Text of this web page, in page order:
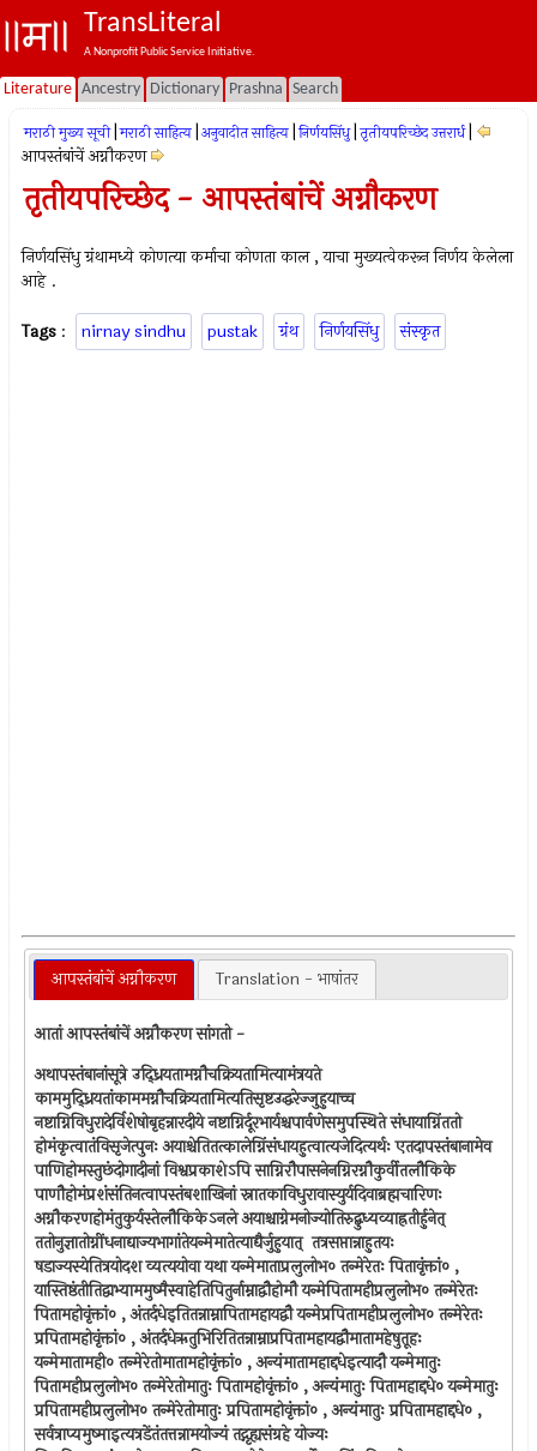
TransLiteral
A Nonprofit Public Service Initiative.
Literature Ancestry Dictionary Prashna Search
मराठी मुख्य सूची मराठी साहित्य अनुवादीत साहित्य निर्णयसिंधु तृतीयपरिच्छेद उत्तरार्ध
आपस्तंबांचें अग्नौकरण
तृतीयपरिच्छेद - आपस्तंबांचें अग्नौकरण
निर्णयसिंधु ग्रंथामध्ये कोणत्या कर्माचा कोणता काल , याचा मुख्यत्वेकरून निर्णय केलेला
आहे .
Tags : nirnay sindhu pustak ग्रंथ निर्णयसिंधु संस्कृत
आपस्तंबांचें अग्नौकरण Translation - भाषांतर
आतां आपस्तंबांचें अग्नौकरण सांगतो -
अथापस्तंबानांसूत्रे उद्ध्रियतामग्नौचक्रियतामित्यामंत्रयते
काममुद्ध्रियतांकाममग्नौचक्रियतामित्यतिसृष्टउद्धरेज्जुहुयाच्च
नष्टाग्निविधुरादेर्विशेषोबृहन्नारदीये नष्टाग्निर्दूरभार्यश्चपार्वणेसमुपस्थिते संधायाग्निंततो
होमंकृत्वातंविसृजेत्पुनः अयाश्चेतितत्कालेग्निंसंधायहुत्वात्यजेदित्यर्थः एतदापस्तंबानामेव
पाणिहोमस्तुछंदोगादीनां विश्वप्रकाशेऽपि साग्निरौपासनेनग्निरग्नौकुर्वीतलौकिके
पाणौहोमंप्रशंसंतिनत्वापस्तंबशाखिनां स्नातकाविधुरावास्युर्यदिवाब्रह्मचारिणः
अग्नौकरणहोमंतुकुर्यस्तेलौकिकेऽनले अयाश्चाग्नेमनोज्योतिरुद्बुध्यव्याह्रतीर्हुनेत् ‍
ततोनुज्ञातोग्नींधनाद्याज्यभागांतेयन्मेमातेत्याद्यैर्जुहुयात् ‍ तत्रसप्तान्नाहुतयः
षडाज्यस्येतित्रयोदश व्यत्ययोवा यथा यन्मेमाताप्रलुलोभ० तन्मेरेतः पितावृंक्तां० ,
यास्तिष्ठंतीतिद्वाभ्याममुष्मैस्वाहेतिपितुर्नाम्नाद्वौहोमौ यन्मेपितामहीप्रलुलोभ० तन्मेरेतः
पितामहोवृंक्तां० , अंतर्दधेइतितन्नाम्नापितामहायद्वौ यन्मेप्रपितामहीप्रलुलोभ० तन्मेरेतः
प्रपितामहोवृंक्तां० , अंतर्दधेऋतुभिरितितन्नाम्नाप्रपितामहायद्वौमातामहेषुतूहः
यन्मेमातामही० तन्मेरेतोमातामहोवृंक्तां० , अन्यंमातामहाद्दधेइत्यादौ यन्मेमातुः
पितामहीप्रलुलोभ० तन्मेरेतोमातुः पितामहोवृंक्तां० , अन्यंमातुः पितामहाद्दधे० यन्मेमातुः
प्रपितामहीप्रलुलोभ० तन्मेरेतोमातुः प्रपितामहोवृंक्तां० , अन्यंमातुः प्रपितामहाद्दधे० ,
सर्वत्राप्यमुष्माइत्यत्रडेंतंतत्तन्नामयोज्यं तद्गृह्यसंग्रहे योज्यः